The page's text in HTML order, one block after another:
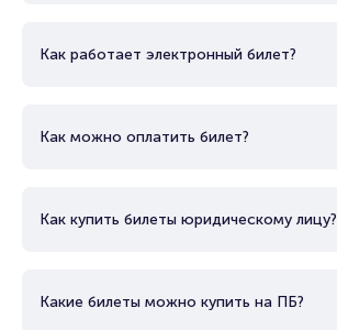
Как работает электронный билет?
Как можно оплатить билет?
Как купить билеты юридическому лицу?
Какие билеты можно купить на ПБ?